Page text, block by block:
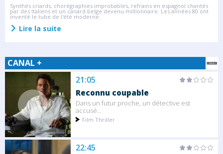
Synthés criards, chorégraphies improbables, refrains en espagnol chantés
par des Italiens et un canard belge devenu millionnaire. Les années 80 ont
inventé le tube de l'été moderne.
Lire la suite
CANAL +
21:05
Reconnu coupable
Dans un futur proche, un détective est
accusé...
Film Thriller
22:45